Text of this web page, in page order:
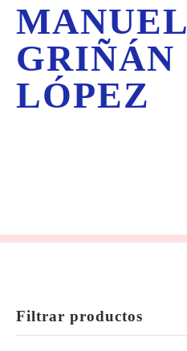
MANUEL
GRIÑÁN
LÓPEZ
Filtrar productos